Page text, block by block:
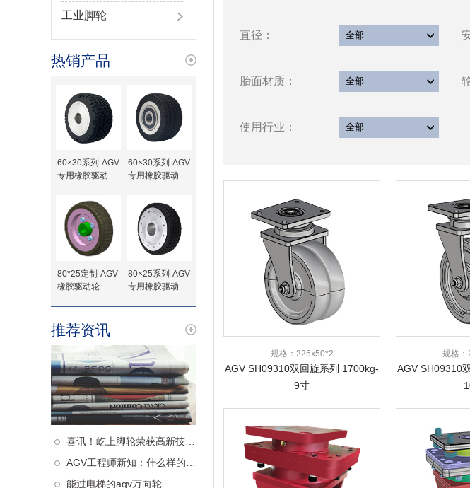
工业脚轮
热销产品
60×30系列-AGV
专用橡胶驱动轮-
60×30系列-AGV
专用橡胶驱动轮-
80*25定制-AGV
橡胶驱动轮
80×25系列-AGV
专用橡胶驱动轮-
推荐资讯
能过电梯的agv万向轮
直径：
胎面材质：
使用行业：
规格：225x50*2
AGV SH09310双回旋系列 1700kg-
9寸
规格
AGV SH09310